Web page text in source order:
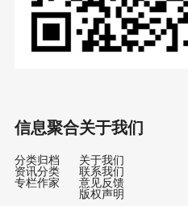
信息聚合
分类归档
资讯分类
专栏作家
关于我们
关于我们
联系我们
意见反馈
版权声明